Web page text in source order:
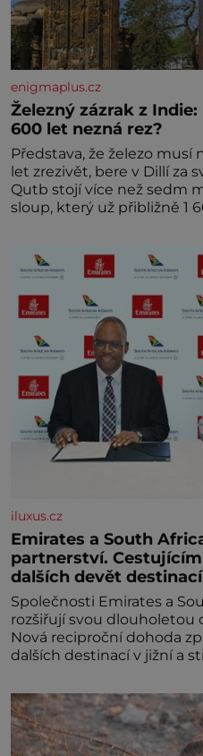
enigmaplus.cz
Železný zázrak z
600 let nezná rez?
Představa, že železo
let zrezivět, bere v Dillí za
Qutb stojí více než sedm
sloup, který už přibližně 1
iluxus.cz
Emirates a South
partnerství.
dalších devět
Společnosti Emirates a
rozšiřují svou dlouholetou
Nová reciproční dohoda
dalších destinací v jižní a